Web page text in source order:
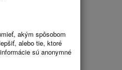
akým spôsobom
alebo tie, ktoré
sú anonymné